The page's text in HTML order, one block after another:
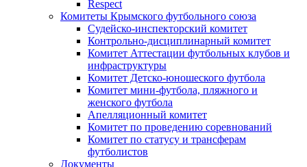
Respect
Комитеты Крымского футбольного союза
Судейско-инспекторский комитет
Контрольно-дисциплинарный комитет
Комитет Аттестации футбольных клубов и
инфраструктуры
Комитет Детско-юношеского футбола
Комитет мини-футбола, пляжного и
женского футбола
Апелляционный комитет
Комитет по проведению соревнований
Комитет по статусу и трансферам
футболистов
Документы